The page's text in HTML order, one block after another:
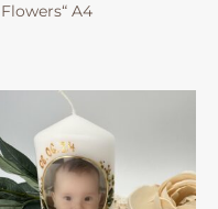
Flowers“ A4